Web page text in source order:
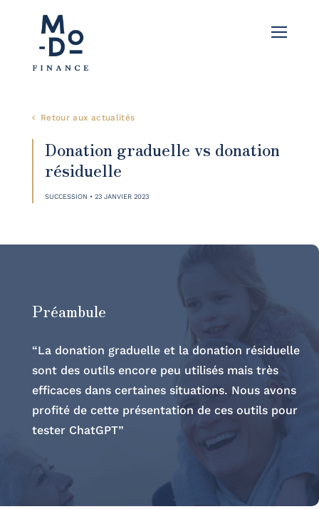
Retour aux actualités
Donation graduelle vs donation
résiduelle
SUCCESSION • 23 JANVIER 2023
Préambule
“La donation graduelle et la donation résiduelle
sont des outils encore peu utilisés mais très
efficaces dans certaines situations. Nous avons
profité de cette présentation de ces outils pour
tester ChatGPT”